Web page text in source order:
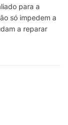
para a
só impedem a
a reparar